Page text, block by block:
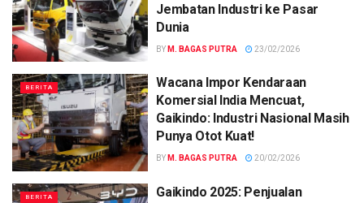
Jembatan Industri ke Pasar
Dunia
BY M. BAGAS PUTRA 23/02/2026
BERITA
Wacana Impor Kendaraan
Komersial India Mencuat,
Gaikindo: Industri Nasional Masih
Punya Otot Kuat!
BY M. BAGAS PUTRA 20/02/2026
BERITA
Gaikindo 2025: Penjualan